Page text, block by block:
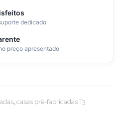
dedicado
preço apresentado
,casas pré-fabricadas T3